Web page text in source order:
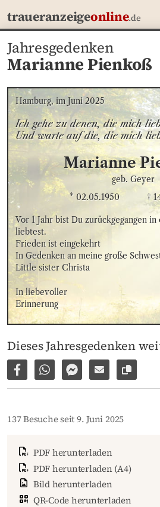
traueranzeigeonline.de
Jahresgedenken
Marianne Pienkoß
Hamburg, im Juni 2025
Ich gehe zu denen, die mich
Und warte auf die, die mich
Marianne
geb. Geyer
* 02.05.1950 †
Vor 1 Jahr bist Du zurückgegangen
liebtest.
Frieden ist eingekehrt
In Gedenken an meine große
Little sister Christa
In liebevoller
Erinnerung
Dieses Jahresgedenken
Auf Facebook teilen
Per WhatsApp weiterleiten
Per Facebook
Per E-Mail
Link
137 Besuche seit 9. Juni 2025
PDF herunterladen
PDF herunterladen (A4)
Bild herunterladen
QR-Code herunterladen